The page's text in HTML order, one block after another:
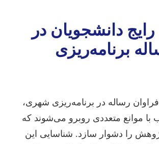
دانشجویان در
برنامه‌ریزی
رساله در برنامه‌ریزی شهری،
با موانع متعددی روبرو می‌شوند که
را دشوار سازد. شناسایی این